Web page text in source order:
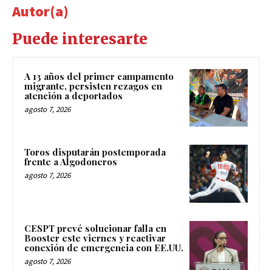
Autor(a)
Puede interesarte
A 13 años del primer campamento
migrante, persisten rezagos en
atención a deportados
agosto 7, 2026
Toros disputarán postemporada
frente a Algodoneros
agosto 7, 2026
CESPT prevé solucionar falla en
Booster este viernes y reactivar
conexión de emergencia con EE.UU.
agosto 7, 2026